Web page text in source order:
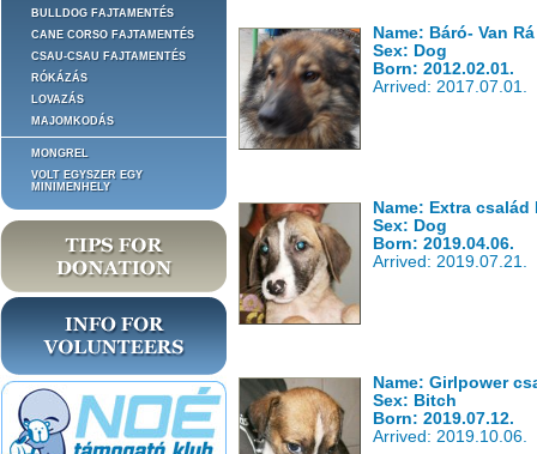
BULLDOG FAJTAMENTÉS
CANE CORSO FAJTAMENTÉS
CSAU-CSAU FAJTAMENTÉS
RÓKÁZÁS
LOVAZÁS
MAJOMKODÁS
MONGREL
VOLT EGYSZER EGY
MINIMENHELY
Name: Báró- Van
Sex: Dog
Born: 2012.02.01.
Arrived: 2017.07.01.
Name: Extra család
Sex: Dog
Born: 2019.04.06.
Arrived: 2019.07.21.
Name: Girlpower
Sex: Bitch
Born: 2019.07.12.
Arrived: 2019.10.06.